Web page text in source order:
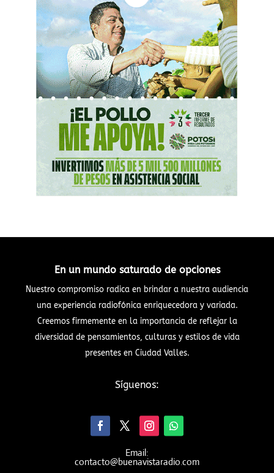
En un mundo saturado de opciones
Nuestro compromiso radica en brindar a nuestra audiencia
una experiencia radiofónica enriquecedora y variada.
Creemos firmemente en la importancia de reflejar la
diversidad de pensamientos, culturas y estilos de vida
presentes en Ciudad Valles.
Síguenos:
Email:
contacto@buenavistaradio.com